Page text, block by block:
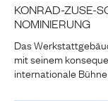
KONRAD-ZUSE-
NOMINIERUNG
Das
mit seinem
internationale Bühne